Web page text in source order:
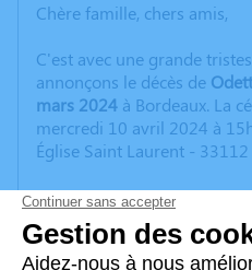
Chère famille, chers amis,
C'est avec une grande
annonçons le décès de
mars 2024 à Bordeaux. La
mercredi 10 avril 2024 à
Église Saint Laurent -
Un service de plantation
disponible ici